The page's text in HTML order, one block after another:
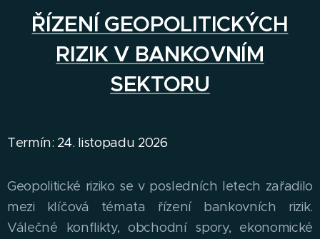
ŘÍZENÍ GEOPOLITICKÝCH
RIZIK V BANKOVNÍM
SEKTORU
Termín: 24. listopadu 2026
Geopolitické riziko se v posledních letech zařadilo
mezi klíčová témata řízení bankovních rizik.
Válečné konflikty, obchodní spory, ekonomické